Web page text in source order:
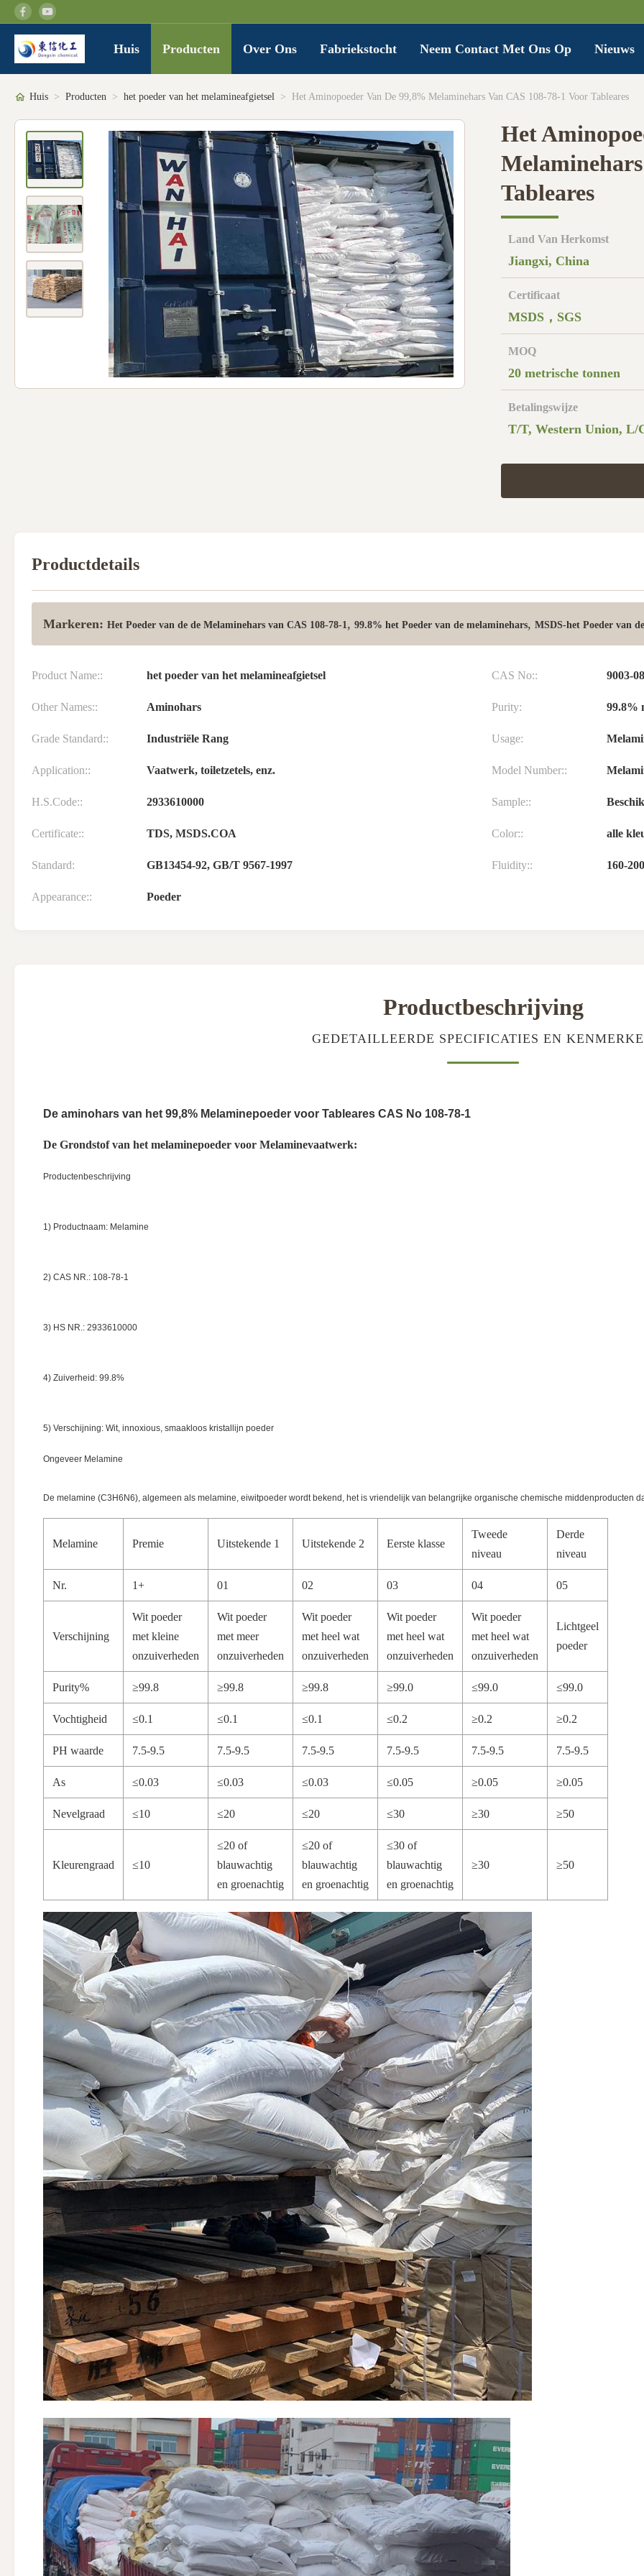
Huis Producten Over Ons Fabriekstocht Neem Contact Met Ons Op Nieuws
Huis > Producten > het poeder van het melamineafgietsel > Het Aminopoeder Van De 99,8% Melaminehars Van CAS 108-78-1 Voor Tableares
Het
Tableares
Land Van Herkomst
Jiangxi, China
Certificaat
MSDS，SGS
MOQ
20 metrische tonnen
Betalingswijze
T/T, Western Union, L/
Productdetails
Markeren: Het Poeder van de de Melaminehars van CAS 108-78-1, 99.8% het Poeder van de melaminehars, MSDS-het Poeder van
Product Name:: het poeder van het melamineafgietsel CAS No:: 9003-
Other Names:: Aminohars Purity: 99.8%
Grade Standard:: Industriële Rang Usage:
Application:: Vaatwerk, toiletzetels, enz. Model Number::
H.S.Code:: 2933610000 Sample::
Certificate:: TDS, MSDS.COA Color:: alle
Standard: GB13454-92, GB/T 9567-1997 Fluidity:: 160-200
Appearance:: Poeder
Productbeschrijving
GEDETAILLEERDE SPECIFICATIES EN
De aminohars van het 99,8% Melaminepoeder voor Tableares CAS No 108-78-1
De Grondstof van het melaminepoeder voor Melaminevaatwerk:
Productenbeschrijving
1) Productnaam: Melamine
2) CAS NR.: 108-78-1
3) HS NR.: 2933610000
4) Zuiverheid: 99.8%
5) Verschijning: Wit, innoxious, smaakloos kristallijn poeder
Ongeveer Melamine
De melamine (C3H6N6), algemeen als melamine, eiwitpoeder wordt bekend, het is vriendelijk van belangrijke organische chemische middenproducten
Melamine Premie Uitstekende 1 Uitstekende 2 Eerste klasse
Tweede
niveau
Derde
niveau
Nr. 1+ 01 02 03 04 05
Verschijning
Wit poeder
met kleine
onzuiverheden
Wit poeder
met meer
onzuiverheden
Wit poeder
met heel wat
onzuiverheden
Wit poeder
met heel wat
onzuiverheden
Wit poeder
met heel wat
onzuiverheden
Lichtgeel
poeder
Purity% ≥99.8 ≥99.8 ≥99.8 ≥99.0 ≤99.0 ≤99.0
Vochtigheid ≤0.1 ≤0.1 ≤0.1 ≤0.2 ≥0.2 ≥0.2
PH waarde 7.5-9.5 7.5-9.5 7.5-9.5 7.5-9.5 7.5-9.5 7.5-9.5
As ≤0.03 ≤0.03 ≤0.03 ≤0.05 ≥0.05 ≥0.05
Nevelgraad ≤10 ≤20 ≤20 ≤30 ≥30 ≥50
Kleurengraad ≤10
≤20 of
blauwachtig
en groenachtig
≤20 of
blauwachtig
en groenachtig
≤30 of
blauwachtig
en groenachtig
≥30 ≥50